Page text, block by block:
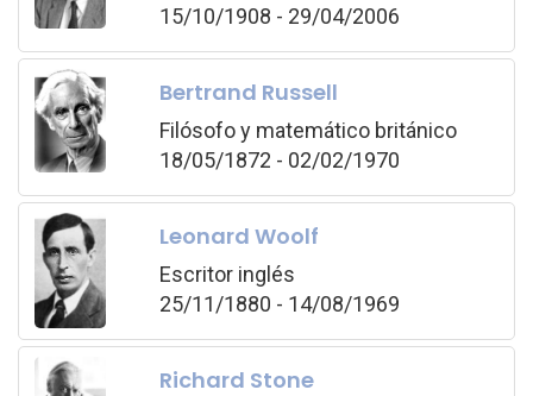
15/10/1908 - 29/04/2006
Bertrand Russell
Filósofo y matemático británico
18/05/1872 - 02/02/1970
Leonard Woolf
Escritor inglés
25/11/1880 - 14/08/1969
Richard Stone